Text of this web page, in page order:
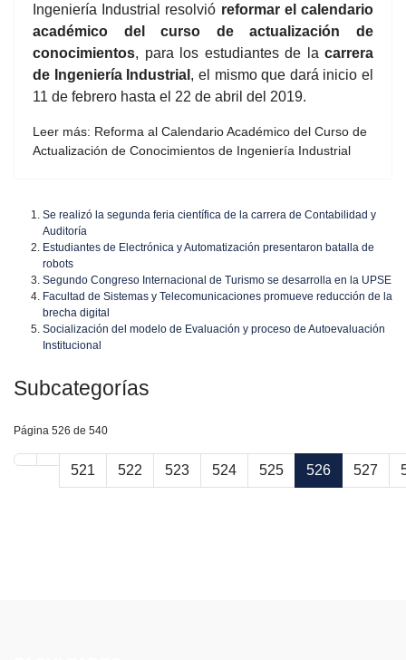
Ingeniería Industrial resolvió reformar el calendario
académico del curso de actualización de
conocimientos, para los estudiantes de la carrera
de Ingeniería Industrial , el mismo que dará inicio el
11 de febrero hasta el 22 de abril del 2019.
Leer más: Reforma al Calendario Académico del Curso de
Actualización de Conocimientos de Ingeniería Industrial
Se realizó la segunda feria científica de la carrera de Contabilidad y
Auditoría
Estudiantes de Electrónica y Automatización presentaron batalla de
robots
Segundo Congreso Internacional de Turismo se desarrolla en la UPSE
Facultad de Sistemas y Telecomunicaciones promueve reducción de la
brecha digital
Socialización del modelo de Evaluación y proceso de Autoevaluación
Institucional
Subcategorías
Página 526 de 540
521 522 523 524 525 526 527